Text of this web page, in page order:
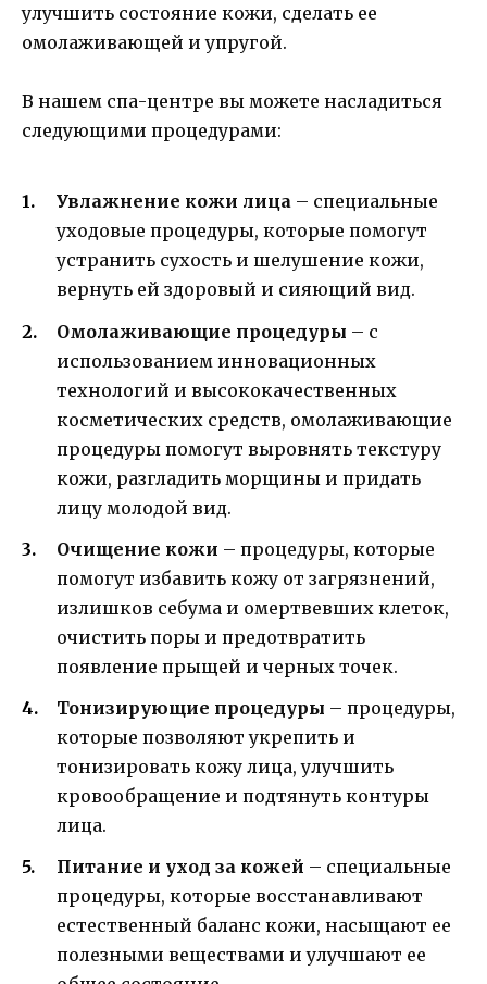
улучшить состояние кожи, сделать ее
омолаживающей и упругой.
В нашем спа-центре вы можете насладиться
следующими процедурами:
Увлажнение кожи лица – специальные
уходовые процедуры, которые помогут
устранить сухость и шелушение кожи,
вернуть ей здоровый и сияющий вид.
Омолаживающие процедуры – с
использованием инновационных
технологий и высококачественных
косметических средств, омолаживающие
процедуры помогут выровнять текстуру
кожи, разгладить морщины и придать
лицу молодой вид.
Очищение кожи – процедуры, которые
помогут избавить кожу от загрязнений,
излишков себума и омертвевших клеток,
очистить поры и предотвратить
появление прыщей и черных точек.
Тонизирующие процедуры – процедуры,
которые позволяют укрепить и
тонизировать кожу лица, улучшить
кровообращение и подтянуть контуры
лица.
Питание и уход за кожей – специальные
процедуры, которые восстанавливают
естественный баланс кожи, насыщают ее
полезными веществами и улучшают ее